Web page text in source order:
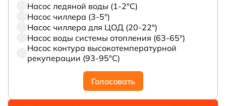
Насос ледяной воды (1-2°С)
Насос чиллера (3-5°)
Насос чиллера для ЦОД (20-22°)
Насос воды системы отопления (63-65°)
Насос контура высокотемпературной
рекуперации (93-95°С)
Голосовать